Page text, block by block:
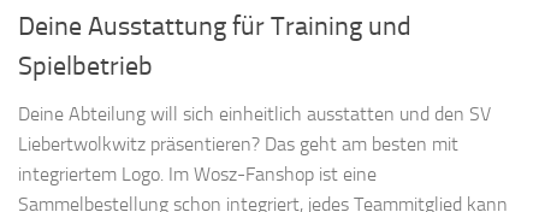
Deine Ausstattung für Training und
Spielbetrieb
Deine Abteilung will sich einheitlich ausstatten und den SV
Liebertwolkwitz präsentieren? Das geht am besten mit
integriertem Logo. Im Wosz-Fanshop ist eine
Sammelbestellung schon integriert, jedes Teammitglied kann